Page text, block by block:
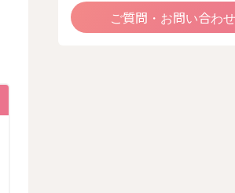
ご質問・お問い合わ